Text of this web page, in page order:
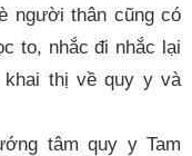
người thân cũng có
to, nhắc đi nhắc lại
khai thị về quy y và
tâm quy y Tam